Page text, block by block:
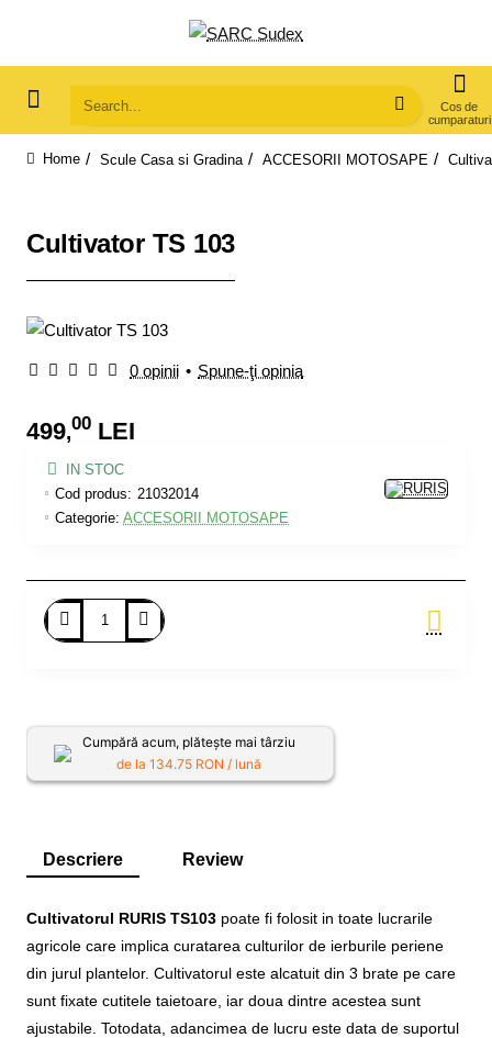
Search...
Scule Casa si Gradina ACCESORII MOTOSAPE
Cultivator TS 103
0 opinii • Spune-ţi opinia
499,00 LEI
IN STOC
Cod produs: 21032014
Categorie: ACCESORII MOTOSAPE
Cumpără acum, plătește mai târziu
de la 134.75 RON / lună
Descriere Review
Cultivatorul RURIS TS103 poate fi folosit in toate lucrarile
agricole care implica curatarea culturilor de ierburile periene
din jurul plantelor. Cultivatorul este alcatuit din 3 brate pe care
sunt fixate cutitele taietoare, iar doua dintre acestea sunt
ajustabile. Totodata, adancimea de lucru este data de suportul